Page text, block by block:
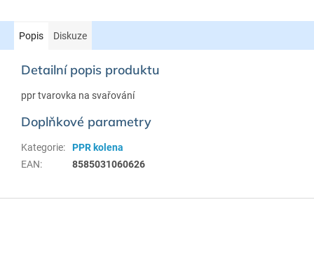
Popis Diskuze
Detailní popis produktu
ppr tvarovka na svařování
Doplňkové parametry
Kategorie:
PPR kolena
EAN: 8585031060626
Z